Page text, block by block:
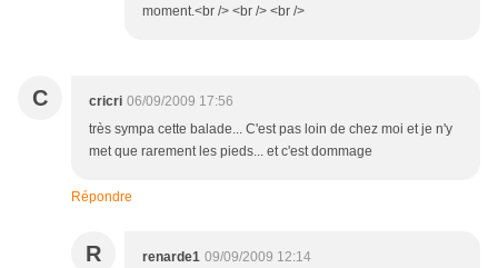
moment.<br /> <br /> <br />
C cricri 06/09/2009 17:56
très sympa cette balade... C'est pas loin de chez moi et je n'y
met que rarement les pieds... et c'est dommage
Répondre
R renarde1 09/09/2009 12:14